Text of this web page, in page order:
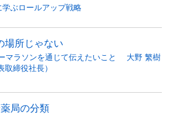
ぶロールアップ戦略
場所じゃない
マラソンを通じて伝えたいこと 大野 繁樹
取締役社長）
局の分類